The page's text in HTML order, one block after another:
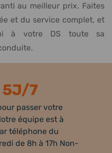
au meilleur prix. Faites
et du service complet, et
à votre DS toute sa
5J/7
passer votre
équipe est à
téléphone du
de 8h à 17h Non-